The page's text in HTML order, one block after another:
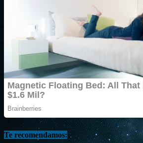
Te recomendamos: